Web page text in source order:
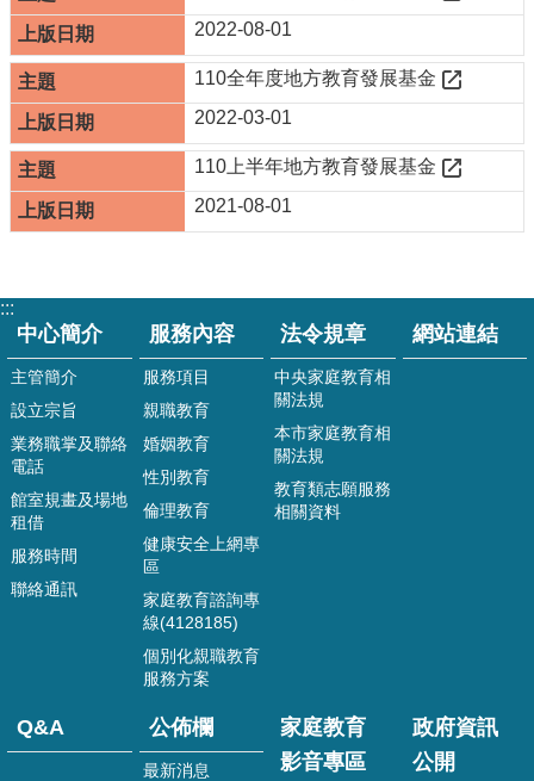
家
庭
教
育
影
音
專
區
訊
公
開
家
庭
育
資
源
專
網
2022-08-01
110全年度地方教育發展基金
2022-03-01
110上半年地方教育發展基金
2021-08-01
:::
中心簡介
主管簡介
設立宗旨
業務職掌及聯絡
電話
館室規畫及場地
租借
服務時間
聯絡通訊
服務內容
服務項目
親職教育
婚姻教育
性別教育
倫理教育
健康安全上網專
區
家庭教育諮詢專
線(4128185)
個別化親職教育
服務方案
法令規章
中央家庭教育相
關法規
本市家庭教育相
關法規
教育類志願服務
相關資料
網站連結
Q&A 公佈欄
最新消息
家庭教育
影音專區
政府資訊
公開